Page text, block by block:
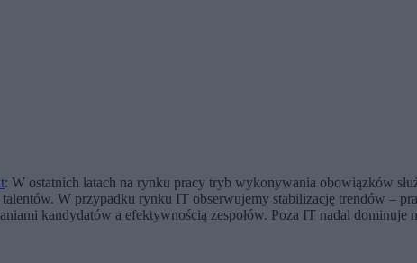
: W ostatnich latach na rynku pracy tryb wykonywania obowiązków
W przypadku rynku IT obserwujemy stabilizację trendów –
kandydatów a efektywnością zespołów. Poza IT nadal dominuje